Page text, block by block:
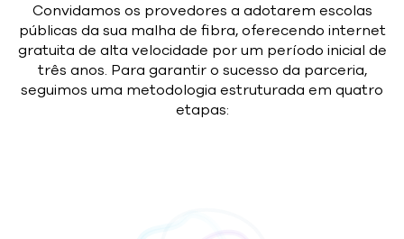
Convidamos os provedores a adotarem escolas
públicas da sua malha de fibra, oferecendo internet
gratuita de alta velocidade por um período inicial de
três anos. Para garantir o sucesso da parceria,
seguimos uma metodologia estruturada em quatro
etapas: